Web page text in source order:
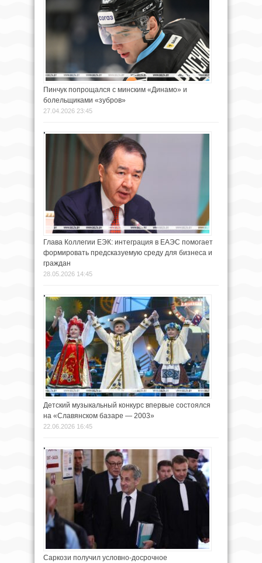
Пинчук попрощался с минским «Динамо» и
болельщиками «зубров»
27.04.2026 23:45
Глава Коллегии ЕЭК: интеграция в ЕАЭС помогает
формировать предсказуемую среду для бизнеса и
граждан
28.05.2026 14:45
Детский музыкальный конкурс впервые состоялся
на «Славянском базаре — 2003»
22.06.2026 16:45
Саркози получил условно-досрочное